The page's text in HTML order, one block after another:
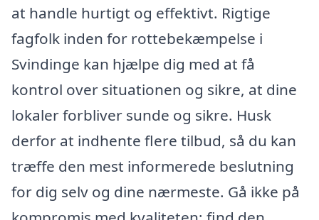
at handle hurtigt og effektivt. Rigtige
fagfolk inden for rottebekæmpelse i
Svindinge kan hjælpe dig med at få
kontrol over situationen og sikre, at dine
lokaler forbliver sunde og sikre. Husk
derfor at indhente flere tilbud, så du kan
træffe den mest informerede beslutning
for dig selv og dine nærmeste. Gå ikke på